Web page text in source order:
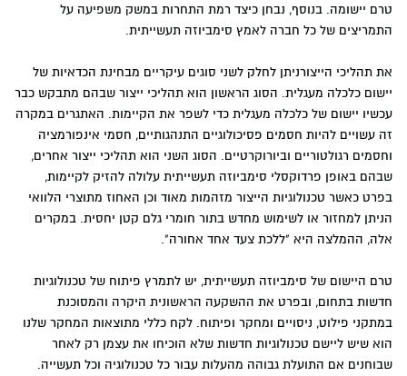
טרם יישומה. בנוסף, נבחן כיצד רמת התחרות במשק משפיעה על
התמריצים של כל חברה לאמץ סימביוזה תעשייתית.
את תהליכי הייצורניתן לחלק לשני סוגים עיקריים מבחינת הכדאיות של
יישום כלכלה מעגלית. הסוג הראשון הוא תהליכי ייצור שבהם מתבקש כבר
עכשיו יישום של כלכלה מעגלית כדי לשפר את הקיימות. האתגרים במקרה
זה עשויים להיות חסמים פסיכולוגיים התנהגותיים, חסמי אינפורמציה
וחסמים רגולטוריים וביורוקרטיים. הסוג השני הוא תהליכי ייצור אחרים,
שבהם באופן פרדוקסלי סימביוזה תעשייתית עלולה להזיק לקיימות,
בפרט כאשר טכנולוגיות הייצור מזהמות מאוד וכן האחוז מתוצרי הלוואי
הניתן למחזור או לשימוש מחדש בתור חומרי גלם קטן יחסית. במקרים
אלה, ההמלצה היא "ללכת צעד אחד אחורה".
טרם היישום של סימביוזה תעשייתית, יש לתמרץ פיתוח של טכנולוגיות
חדשות בתחום, ובפרט את ההשקעה הראשונית היקרה והמסוכנת
במתקני פילוט, ניסויים ומחקר ופיתוח. לקח כללי מתוצאות המחקר שלנו
הוא שיש ליישם טכנולוגיות חדשות שלא הוכיחו את עצמן רק לאחר
שבוחנים אם התועלת גבוהה מהעלות עבור כל טכנולוגיה וכל תעשייה.